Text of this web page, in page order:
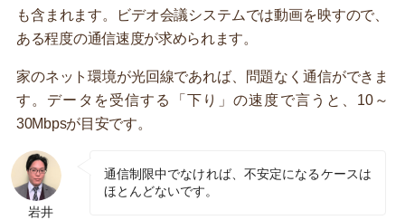
も含まれます。ビデオ会議システムでは動画を映すので、
ある程度の通信速度が求められます。
家のネット環境が光回線であれば、問題なく通信ができま
す。データを受信する「下り」の速度で言うと、10～
30Mbpsが目安です。
岩井
通信制限中でなければ、不安定になるケースは
ほとんどないです。